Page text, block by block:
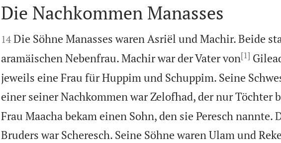

Die Nachkommen Manasses

14 Die Söhne Manasses waren Asriël und Machir. Beide
aramäischen Nebenfrau. Machir war der Vater von[1]
jeweils eine Frau für Huppim und Schuppim. Seine
einer seiner Nachkommen war Zelofhad, der nur Töchter
Frau Maacha bekam einen Sohn, den sie Peresch nannte.
Bruders war Scheresch. Seine Söhne waren Ulam und